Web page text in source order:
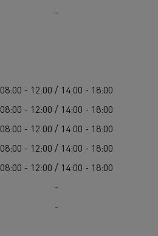
-
08:00 - 12:00 / 14:00 - 18:00
08:00 - 12:00 / 14:00 - 18:00
08:00 - 12:00 / 14:00 - 18:00
08:00 - 12:00 / 14:00 - 18:00
08:00 - 12:00 / 14:00 - 18:00
-
-